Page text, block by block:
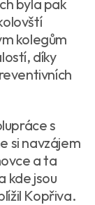
byla pak
kolegům
díky
s
si navzájem
a ta
kde jsou
Kopřiva.